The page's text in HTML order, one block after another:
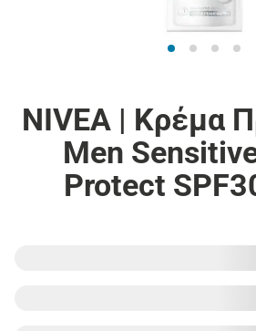
NIVEA | Κρέμα
Men
Protect